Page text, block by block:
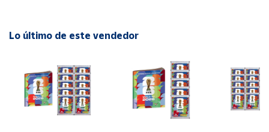
Lo último de este vendedor